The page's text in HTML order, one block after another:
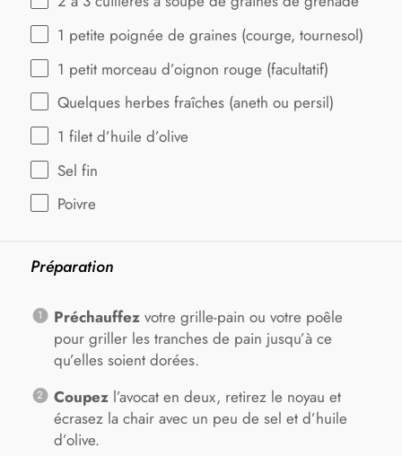
1 petite poignée de graines (courge, tournesol)
1 petit morceau d’oignon rouge (facultatif)
Quelques herbes fraîches (aneth ou persil)
1 filet d’huile d’olive
Sel fin
Poivre
Préparation
Préchauffezvotre grille-pain ou votre poêle
pour griller les tranches de pain jusqu’à ce
qu’elles soient dorées.
Coupezl’avocat en deux, retirez le noyau et
écrasez la chair avec un peu de sel et d’huile
d’olive.